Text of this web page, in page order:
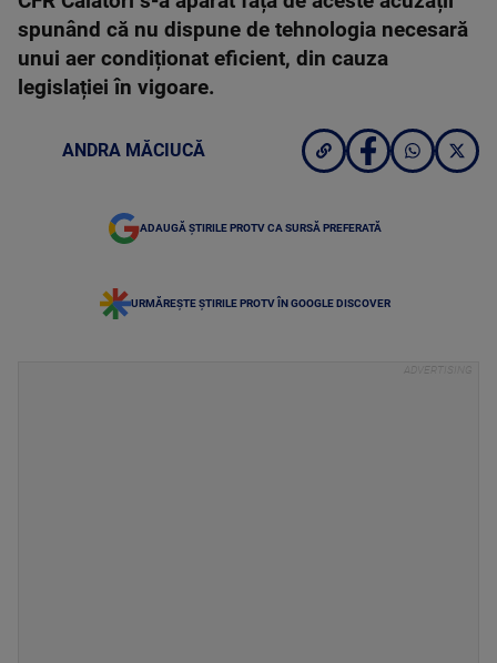
spunând că nu dispune de tehnologia necesară
unui aer condiționat eficient, din cauza
legislației în vigoare.
ANDRA MĂCIUCĂ
ADAUGĂ ȘTIRILE PROTV CA SURSĂ PREFERATĂ
URMĂREȘTE ȘTIRILE PROTV ÎN GOOGLE DISCOVER